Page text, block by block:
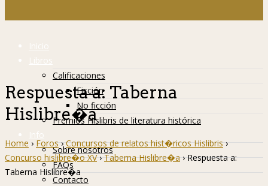
Inicio
Libros
Calificaciones
Ficción
No ficción
Premios Hislibris de literatura histórica
Info
Sobre nosotros
FAQs
Contacto
Respuesta a: Taberna
Hislibre�a
Home › Foros › Concursos de relatos hist�ricos Hislibris ›
Concurso hislibre�o XV › Taberna Hislibre�a › Respuesta a:
Taberna Hislibre�a